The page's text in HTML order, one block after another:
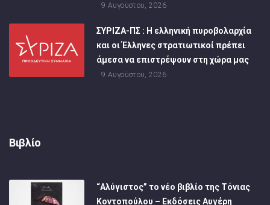
9 Αυγούστου, 2026
ΣΥΡΙΖΑ-ΠΣ : Η ελληνική πυροβολαρχία
και οι Έλληνες στρατιωτικοί πρέπει
άμεσα να επιστρέψουν στη χώρα μας
9 Αυγούστου, 2026
Βιβλίο
“Αλύγιστος” το νέο βιβλίο της Τόνιας
Κοντοπούλου – Εκδόσεις Αυγέρη